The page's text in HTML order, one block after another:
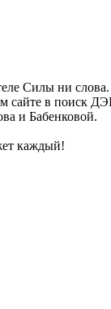
Силы ни
сайте в поиск
и Бабенковой.
каждый!